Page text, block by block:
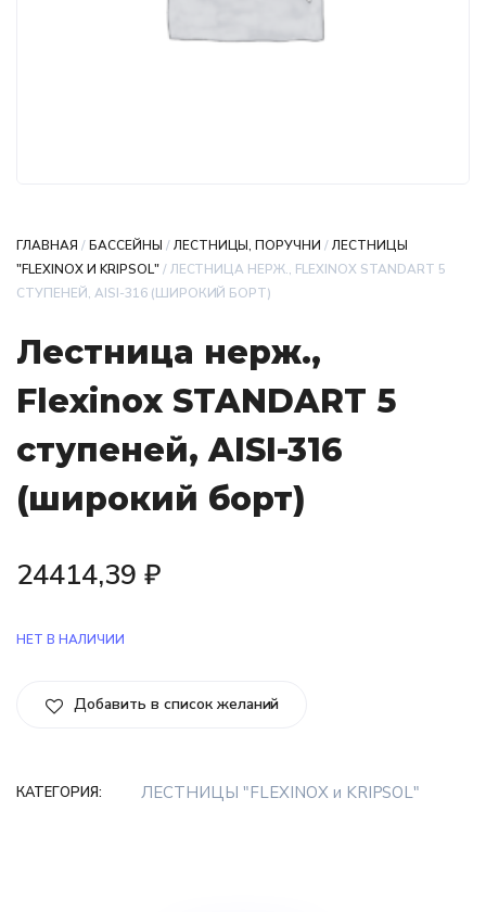
ГЛАВНАЯ /БАССЕЙНЫ /ЛЕСТНИЦЫ, ПОРУЧНИ /ЛЕСТНИЦЫ
"FLEXINOX И KRIPSOL"/ ЛЕСТНИЦА НЕРЖ., FLEXINOX STANDART 5
СТУПЕНЕЙ, AISI-316 (ШИРОКИЙ БОРТ)
Лестница нерж.,
Flexinox STANDART 5
ступеней, AISI-316
(широкий борт)
24414,39 ₽
НЕТ В НАЛИЧИИ
Добавить в список желаний
КАТЕГОРИЯ: ЛЕСТНИЦЫ "FLEXINOX и KRIPSOL"